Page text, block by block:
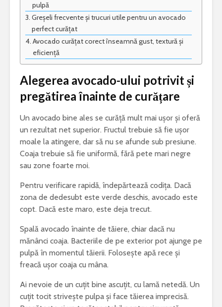
pulpă
Greșeli frecvente și trucuri utile pentru un avocado
perfect curățat
Avocado curățat corect înseamnă gust, textură și
eficiență
Alegerea avocado-ului potrivit și
pregătirea înainte de curățare
Un avocado bine ales se curăță mult mai ușor și oferă
un rezultat net superior. Fructul trebuie să fie ușor
moale la atingere, dar să nu se afunde sub presiune.
Coaja trebuie să fie uniformă, fără pete mari negre
sau zone foarte moi.
Pentru verificare rapidă, îndepărtează codița. Dacă
zona de dedesubt este verde deschis, avocado este
copt. Dacă este maro, este deja trecut.
Spală avocado înainte de tăiere, chiar dacă nu
mănânci coaja. Bacteriile de pe exterior pot ajunge pe
pulpă în momentul tăierii. Folosește apă rece și
freacă ușor coaja cu mâna.
Ai nevoie de un cuțit bine ascuțit, cu lamă netedă. Un
cuțit tocit strivește pulpa și face tăierea imprecisă.